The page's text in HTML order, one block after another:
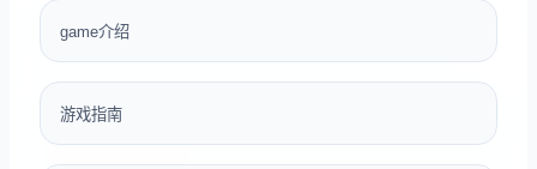
game介绍
游戏指南